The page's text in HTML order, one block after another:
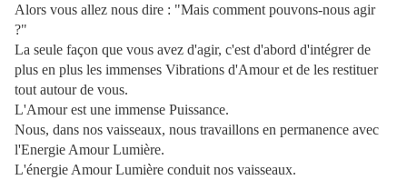
Alors vous allez nous dire : "Mais comment pouvons-nous agir
?"
La seule façon que vous avez d'agir, c'est d'abord d'intégrer de
plus en plus les immenses Vibrations d'Amour et de les restituer
tout autour de vous.
L'Amour est une immense Puissance.
Nous, dans nos vaisseaux, nous travaillons en permanence avec
l'Energie Amour Lumière.
L'énergie Amour Lumière conduit nos vaisseaux.